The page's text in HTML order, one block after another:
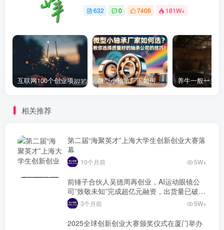
632 0 7406 181W+
互联网100个创业项目 2022必火的创业项目 微型小轴承厂家如何选？教你选择质量好的轴承公司的技巧！
相关推荐
第二届“海聚英才”上海大学生创新创业大赛落
幕
10个月前 5W+
前锤子合伙人吴德周再创业，AI运动眼镜公
司”致敬未知”完成超亿元融资，出货量已破万
台
3个月前 5W+
2025全球创新创业大赛颁奖仪式在厦门举办